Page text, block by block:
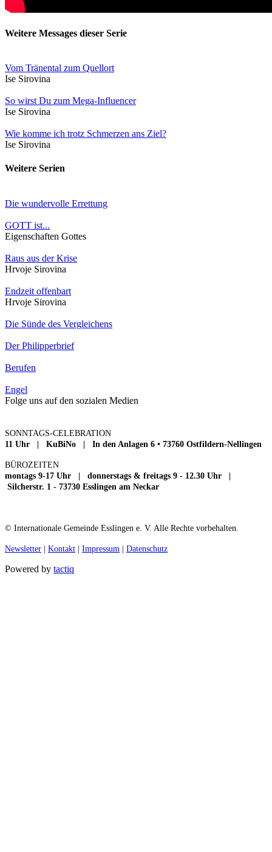
Weitere Messages dieser Serie
Vom Tränental zum Quellort
Ise Sirovina
So wirst Du zum Mega-Influencer
Ise Sirovina
Wie komme ich trotz Schmerzen ans Ziel?
Ise Sirovina
Weitere Serien
Die wundervolle Errettung
GOTT ist...
Eigenschaften Gottes
Raus aus der Krise
Hrvoje Sirovina
Endzeit offenbart
Hrvoje Sirovina
Die Sünde des Vergleichens
Der Philipperbrief
Berufen
Engel
Folge uns auf den sozialen Medien
SONNTAGS-CELEBRATION
11 Uhr | KuBiNo | In den Anlagen 6 • 73760 Ostfildern-Nellingen
BÜROZEITEN
montags 9-17 Uhr | donnerstags & freitags 9 - 12.30 Uhr |
Silcherstr. 1 - 73730 Esslingen am Neckar
© Internationale Gemeinde Esslingen e. V. Alle Rechte vorbehalten.
Newsletter | Kontakt | Impressum | Datenschutz
Powered by tactiq